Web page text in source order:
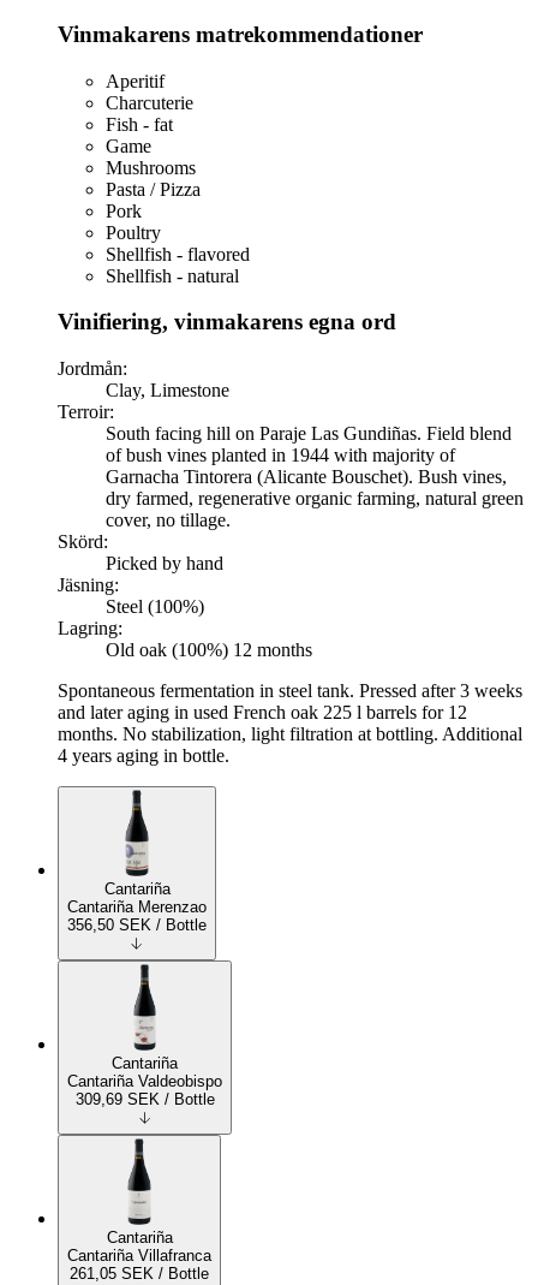
Vinmakarens matrekommendationer
Aperitif
Charcuterie
Fish - fat
Game
Mushrooms
Pasta / Pizza
Pork
Poultry
Shellfish - flavored
Shellfish - natural
Vinifiering, vinmakarens egna ord
Jordmån:
Clay, Limestone
Terroir:
South facing hill on Paraje Las Gundiñas. Field blend
of bush vines planted in 1944 with majority of
Garnacha Tintorera (Alicante Bouschet). Bush vines,
dry farmed, regenerative organic farming, natural green
cover, no tillage.
Skörd:
Picked by hand
Jäsning:
Steel (100%)
Lagring:
Old oak (100%) 12 months
Spontaneous fermentation in steel tank. Pressed after 3 weeks
and later aging in used French oak 225 l barrels for 12
months. No stabilization, light filtration at bottling. Additional
4 years aging in bottle.
Cantariña
Cantariña Merenzao
356,50 SEK / Bottle
Cantariña
Cantariña Valdeobispo
309,69 SEK/ Bottle
Cantariña
Cantariña Villafranca
261,05 SEK / Bottle